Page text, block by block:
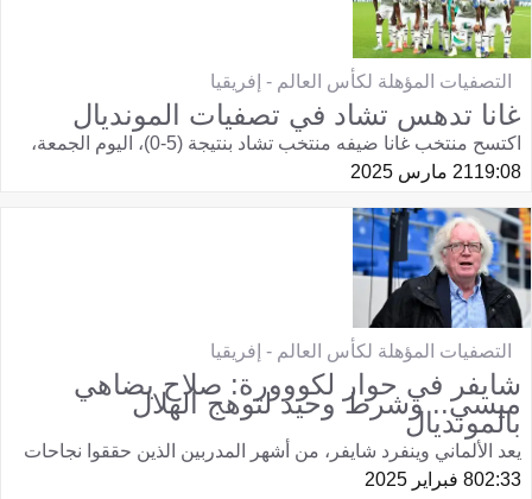
التصفيات المؤهلة لكأس العالم - إفريقيا
غانا تدهس تشاد في تصفيات المونديال
اكتسح منتخب غانا ضيفه منتخب تشاد بنتيجة (5-0)، اليوم الجمعة،
19:0821 مارس 2025
التصفيات المؤهلة لكأس العالم - إفريقيا
شايفر في حوار لكووورة: صلاح يضاهي
ميسي.. وشرط وحيد لتوهج الهلال
بالمونديال
يعد الألماني وينفرد شايفر، من أشهر المدربين الذين حققوا نجاحات
02:338 فبراير 2025